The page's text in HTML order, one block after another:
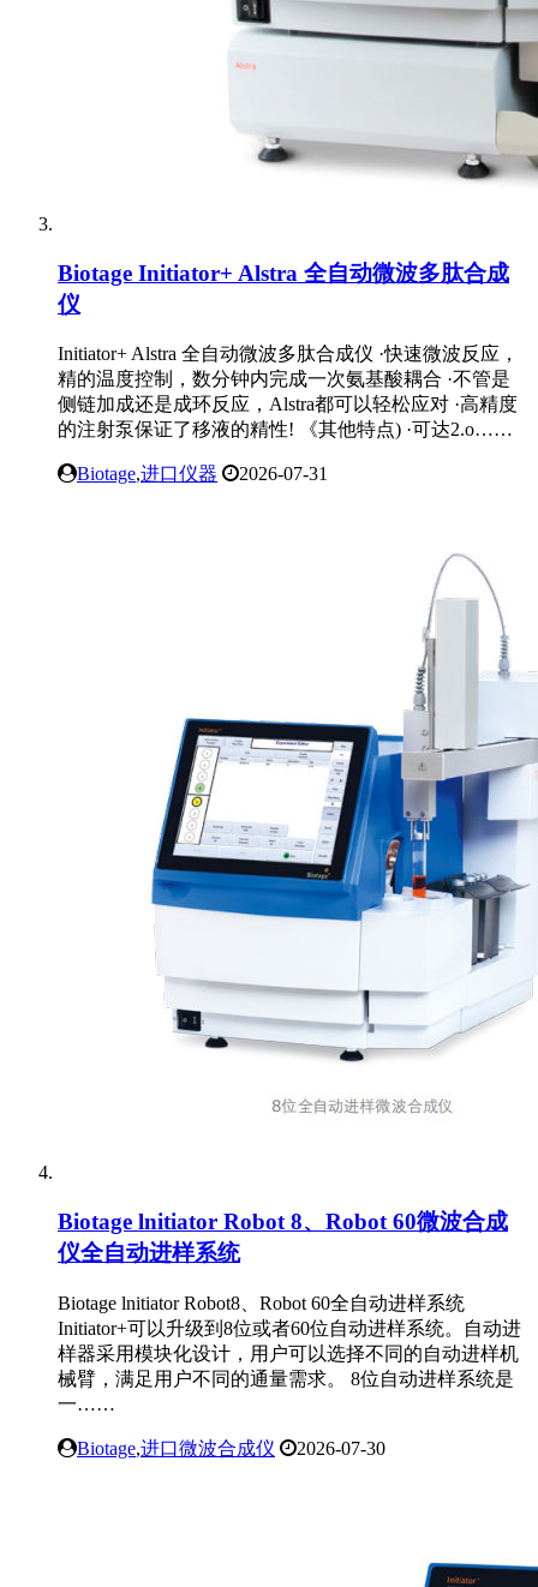
Biotage Initiator+ Alstra 全自动微波多肽合成
仪
Initiator+ Alstra 全自动微波多肽合成仪 ·快速微波反应，
精的温度控制，数分钟内完成一次氨基酸耦合 ·不管是
侧链加成还是成环反应，Alstra都可以轻松应对 ·高精度
的注射泵保证了移液的精性! 《其他特点) ·可达2.o……
Biotage,进口仪器 2026-07-31
Biotage lnitiator Robot 8、Robot 60微波合成
仪全自动进样系统
Biotage lnitiator Robot8、Robot 60全自动进样系统
Initiator+可以升级到8位或者60位自动进样系统。自动进
样器采用模块化设计，用户可以选择不同的自动进样机
械臂，满足用户不同的通量需求。 8位自动进样系统是
一……
Biotage,进口微波合成仪 2026-07-30